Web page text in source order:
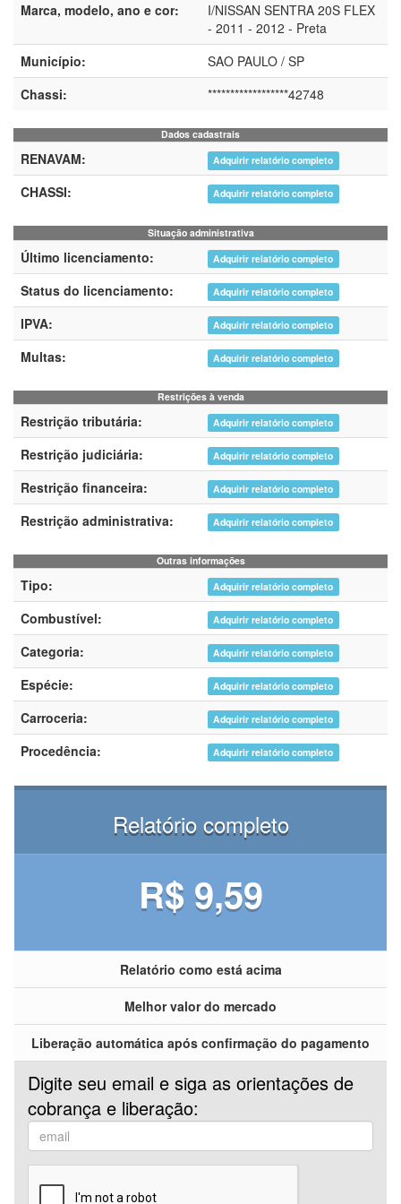
Marca, modelo, ano e cor:
I/NISSAN SENTRA 20S FLEX
- 2011 - 2012 - Preta
Município:
SAO PAULO / SP
Chassi:
******************42748
Dados cadastrais
RENAVAM: Adquirir relatório completo
CHASSI: Adquirir relatório completo
Situação administrativa
Último licenciamento: Adquirir relatório completo
Status do licenciamento: Adquirir relatório completo
IPVA: Adquirir relatório completo
Multas: Adquirir relatório completo
Restrições à venda
Restrição tributária: Adquirir relatório completo
Restrição judiciária: Adquirir relatório completo
Restrição financeira: Adquirir relatório completo
Restrição administrativa: Adquirir relatório completo
Outras informações
Tipo: Adquirir relatório completo
Combustível: Adquirir relatório completo
Categoria: Adquirir relatório completo
Espécie: Adquirir relatório completo
Carroceria: Adquirir relatório completo
Procedência: Adquirir relatório completo
Relatório completo
R$ 9,59
Relatório como está acima
Melhor valor do mercado
Liberação automática após confirmação do pagamento
Digite seu email e siga as orientações de
cobrança e liberação: